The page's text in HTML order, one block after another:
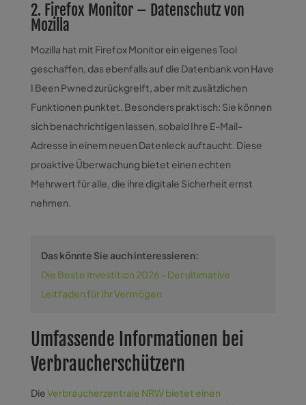
2. Firefox Monitor – Datenschutz von
Mozilla
Mozilla hat mit Firefox Monitor ein eigenes Tool
geschaffen, das ebenfalls auf die Datenbank von Have
I Been Pwned zurückgreift, aber mit zusätzlichen
Funktionen punktet. Besonders praktisch: Sie können
sich benachrichtigen lassen, sobald Ihre E-Mail-
Adresse in einem neuen Datenleck auftaucht. Diese
proaktive Überwachung bietet einen echten
Mehrwert für alle, die ihre digitale Sicherheit ernst
nehmen.
Das könnte Sie auch interessieren:
Die Beste Investition 2026 – Der ultimative
Leitfaden für Ihr Vermögen
Umfassende Informationen bei
Verbraucherschützern
DieVerbraucherzentrale NRW bietet einen